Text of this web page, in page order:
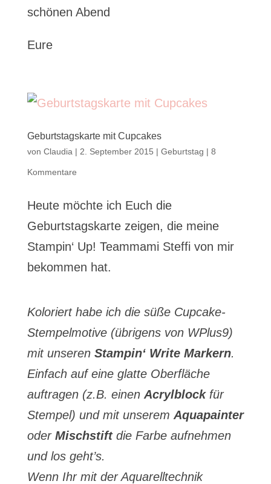
schönen Abend
Eure
Geburtstagskarte mit Cupcakes
von Claudia | 2. September 2015 | Geburtstag | 8
Kommentare
Heute möchte ich Euch die
Geburtstagskarte zeigen, die meine
Stampin‘ Up! Teammami Steffi von mir
bekommen hat.
Koloriert habe ich die süße Cupcake-
Stempelmotive (übrigens von WPlus9)
mit unseren Stampin‘ Write Markern.
Einfach auf eine glatte Oberfläche
auftragen (z.B. einen Acrylblockfür
Stempel) und mit unserem Aquapainter
oder Mischstiftdie Farbe aufnehmen
und los geht’s.
Wenn Ihr mit der Aquarelltechnik